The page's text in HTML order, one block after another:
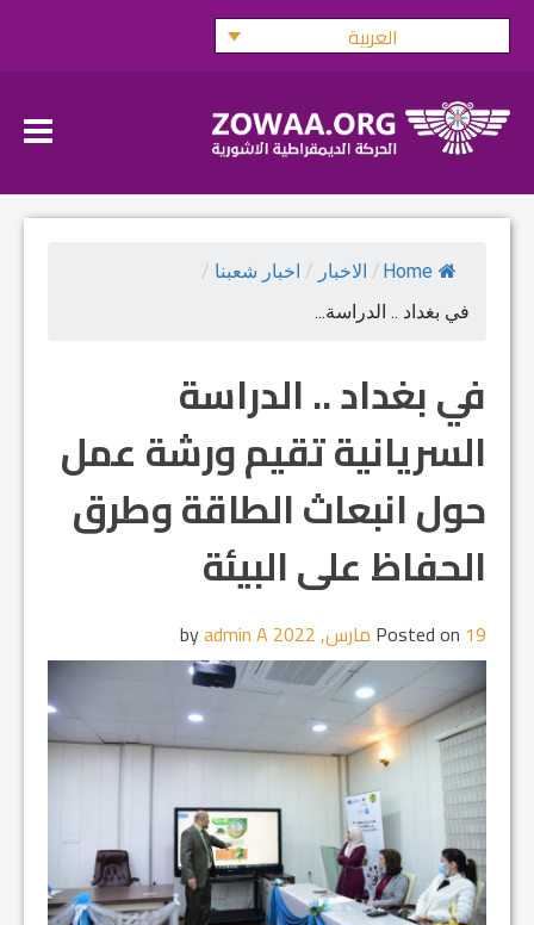
Skip
العربية
Home
/ الاخبار / اخبار شعبنا /
في بغداد .. الدراسة...
في بغداد .. الدراسة
السريانية تقيم ورشة عمل
حول انبعاث الطاقة وطرق
الحفاظ على البيئة
Posted on 19 مارس, 2022 admin A